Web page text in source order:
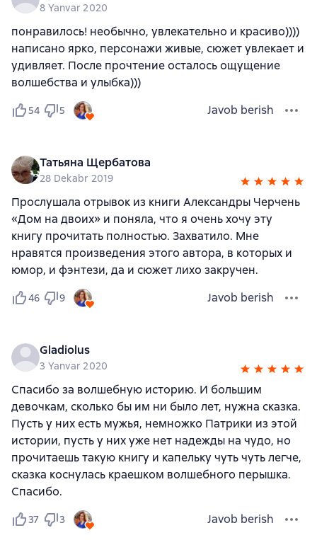
8 Yanvar 2020
понравилось! необычно, увлекательно и красиво))))
написано ярко, персонажи живые, сюжет увлекает и
удивляет. После прочтение осталось ощущение
волшебства и улыбка)))
54 5 Javob berish
Татьяна Щербатова
28 Dekabr 2019
Прослушала отрывок из книги Александры Черчень
«Дом на двоих» и поняла, что я очень хочу эту
книгу прочитать полностью. Захватило. Мне
нравятся произведения этого автора, в которых и
юмор, и фэнтези, да и сюжет лихо закручен.
46 9 Javob berish
Gladiolus
3 Yanvar 2020
Спасибо за волшебную историю. И большим
девочкам, сколько бы им ни было лет, нужна сказка.
Пусть у них есть мужья, немножко Патрики из этой
истории, пусть у них уже нет надежды на чудо, но
прочитаешь такую книгу и капельку чуть чуть легче,
сказка коснулась краешком волшебного перышка.
Спасибо.
37 3 Javob berish